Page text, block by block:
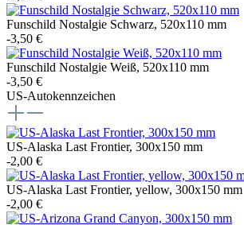
Funschild Nostalgie Schwarz, 520x110 mm
-3,50 €
Funschild Nostalgie Weiß, 520x110 mm
-3,50 €
US-Autokennzeichen
US-Alaska Last Frontier, 300x150 mm
-2,00 €
US-Alaska Last Frontier, yellow, 300x150 mm
-2,00 €